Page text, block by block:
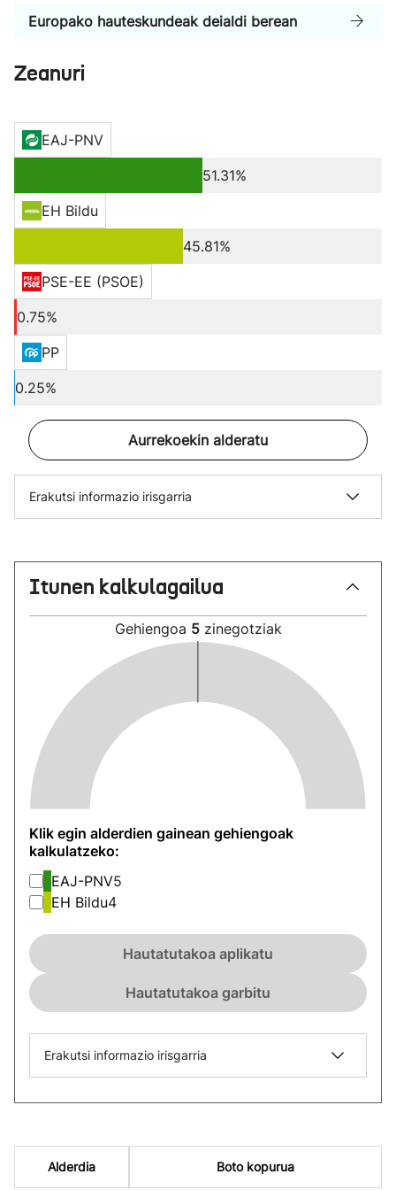
Europako hauteskundeak deialdi berean
Zeanuri
EAJ-PNV
51.31%
EH Bildu
45.81%
PSE-EE (PSOE)
0.75%
PP
0.25%
Aurrekoekin alderatu
Erakutsi informazio irisgarria
Itunen kalkulagailua
Gehiengoa 5 zinegotziak
Klik egin alderdien gainean gehiengoak
kalkulatzeko:
EAJ-PNV5
EH Bildu4
Hautatutakoa aplikatu
Hautatutakoa garbitu
Erakutsi informazio irisgarria
Alderdia Boto kopurua